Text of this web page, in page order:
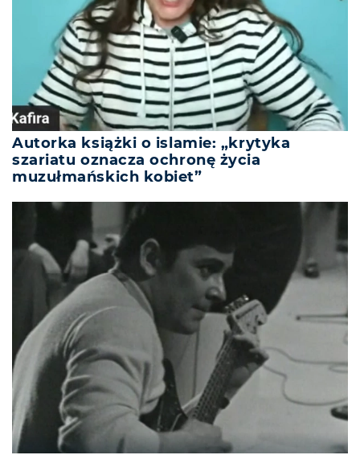
Autorka książki o islamie: „krytyka
szariatu oznacza ochronę życia
muzułmańskich kobiet”